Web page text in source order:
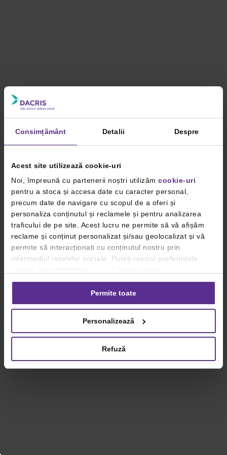
Consimțământ Detalii Despre
Acest site utilizează cookie-uri
Noi, împreună cu partenerii noștri utilizăm cookie-uri
pentru a stoca și accesa date cu caracter personal,
precum date de navigare cu scopul de a oferi și
personaliza conținutul și reclamele și pentru analizarea
traficului de pe site. Acest lucru ne permite să vă afișăm
reclame și conținut personalizat și/sau geolocalizat și vă
permite să interacționați cu conținutul nostru prin
intermediul rețelelor sociale. Puteți revizui preferințele
consimțământul oricând, făcând click pe linkul către
setările dvs. de cookie-uri.
privind utilizarea modulelor cookie.Detalii
Permite toate
Personalizează
Refuză